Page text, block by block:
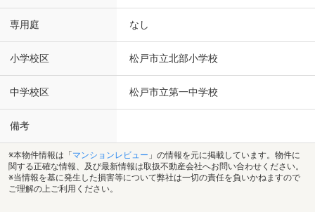
専用庭 なし
小学校区 松戸市立北部小学校
中学校区 松戸市立第一中学校
備考
※本物件情報は「 マンションレビュー 」の情報を元に掲載しています。物件に
関する正確な情報、及び最新情報は取扱不動産会社へお問い合わせください。
※当情報を基に発生した損害等について弊社は一切の責任を負いかねますので
ご理解の上ご利用ください。